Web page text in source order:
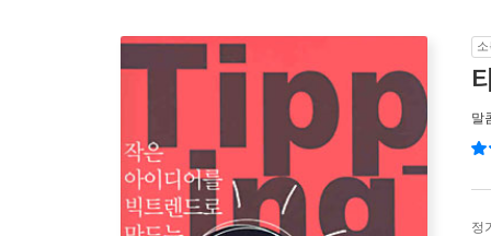
말
정